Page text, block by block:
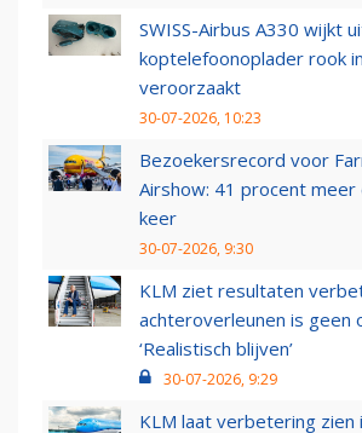
SWISS-Airbus A330 wijkt
koptelefoonoplader rook
veroorzaakt
30-07-2026, 10:23
Bezoekersrecord voor
Airshow: 41 procent meer
keer
30-07-2026, 9:30
KLM ziet resultaten
achteroverleunen is geen
‘Realistisch blijven’
30-07-2026, 9:29
KLM laat verbetering zien